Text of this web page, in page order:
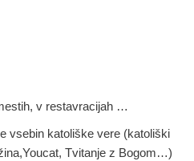
v restavracijah …
vsebin katoliške vere (katoliški
Tvitanje z Bogom…)